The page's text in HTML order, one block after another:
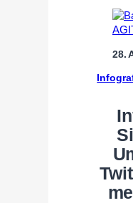
28.